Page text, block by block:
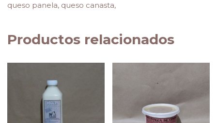
queso panela, queso canasta,
Productos relacionados